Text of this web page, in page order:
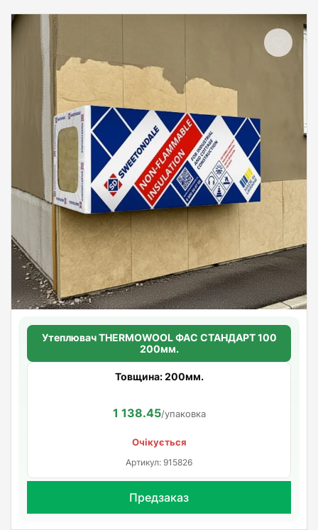
Утеплювач THERMOWOOL ФАС СТАНДАРТ 100
200мм.
Товщина: 200мм.
1 138.45/упаковка
Очікується
Артикул: 915826
Предзаказ